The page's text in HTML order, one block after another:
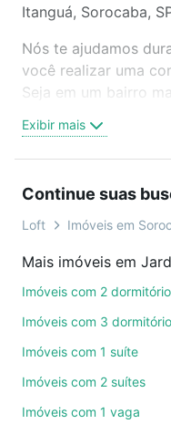
Itanguá, Sorocaba,
Nós te ajudamos
você realizar uma
Seja em um bairro
oferta ideal de
Sorocaba, SP para
sem compromisso e
46 mil corretores e
Como escolher um
Use barra de busca
também pode usar
quartos, suítes, com
combinar
Exibir mais
Continue suas
Loft Imóveis em
Mais imóveis em
Imóveis com 2
Imóveis com 3
Imóveis com 1 suíte
Imóveis com 2 suítes
Imóveis com 1 vaga